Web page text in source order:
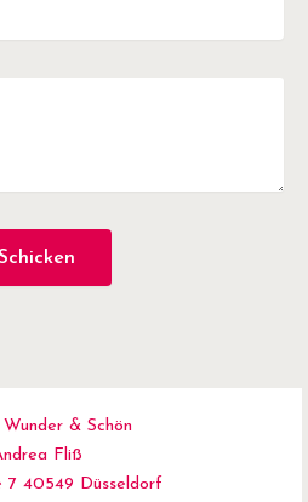
& Schön
Fliß
7 40549 Düsseldorf